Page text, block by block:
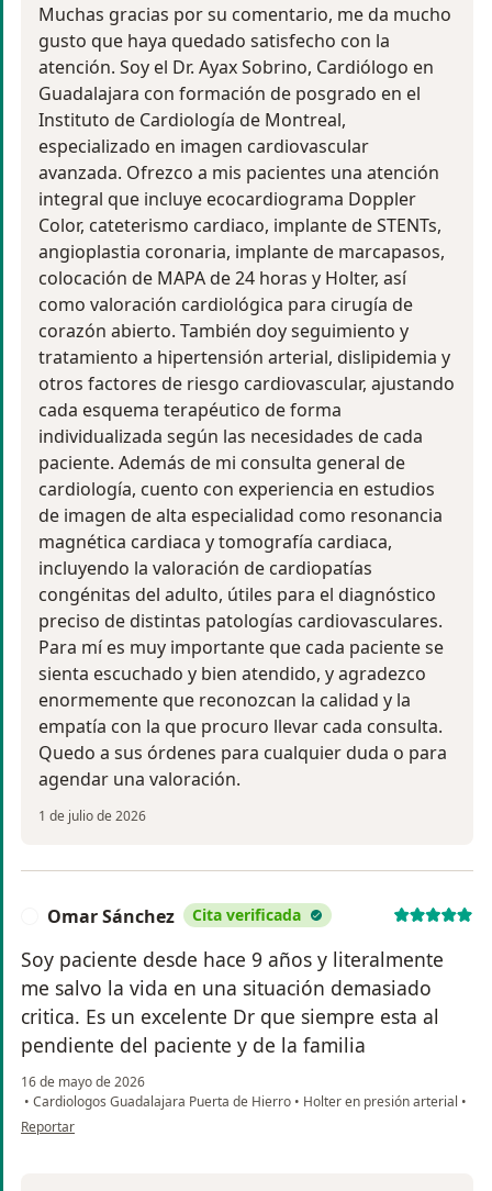
Muchas gracias por su comentario, me da mucho
gusto que haya quedado satisfecho con la
atención. Soy el Dr. Ayax Sobrino, Cardiólogo en
Guadalajara con formación de posgrado en el
Instituto de Cardiología de Montreal,
especializado en imagen cardiovascular
avanzada. Ofrezco a mis pacientes una atención
integral que incluye ecocardiograma Doppler
Color, cateterismo cardiaco, implante de STENTs,
angioplastia coronaria, implante de marcapasos,
colocación de MAPA de 24 horas y Holter, así
como valoración cardiológica para cirugía de
corazón abierto. También doy seguimiento y
tratamiento a hipertensión arterial, dislipidemia y
otros factores de riesgo cardiovascular, ajustando
cada esquema terapéutico de forma
individualizada según las necesidades de cada
paciente. Además de mi consulta general de
cardiología, cuento con experiencia en estudios
de imagen de alta especialidad como resonancia
magnética cardiaca y tomografía cardiaca,
incluyendo la valoración de cardiopatías
congénitas del adulto, útiles para el diagnóstico
preciso de distintas patologías cardiovasculares.
Para mí es muy importante que cada paciente se
sienta escuchado y bien atendido, y agradezco
enormemente que reconozcan la calidad y la
empatía con la que procuro llevar cada consulta.
Quedo a sus órdenes para cualquier duda o para
agendar una valoración.
1 de julio de 2026
Omar Sánchez Cita verificada
Soy paciente desde hace 9 años y literalmente
me salvo la vida en una situación demasiado
critica. Es un excelente Dr que siempre esta al
pendiente del paciente y de la familia
16 de mayo de 2026
• Cardiologos Guadalajara Puerta de Hierro • Holter en presión arterial •
en opinión del usuario Omar Sánchez
Reportar